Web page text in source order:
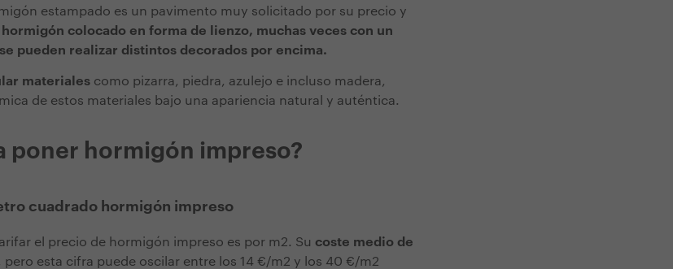
estampado es un pavimento muy solicitado por su precio y
hormigón colocado en forma de lienzo, muchas veces con un
pueden realizar distintos decorados por encima.
materiales como pizarra, piedra, azulejo e incluso madera,
de estos materiales bajo una apariencia natural y auténtica.
poner hormigón impreso?
cuadrado hormigón impreso
el precio de hormigón impreso es por m2. Su coste medio de
, pero esta cifra puede oscilar entre los 14 €/m2 y los 40 €/m2